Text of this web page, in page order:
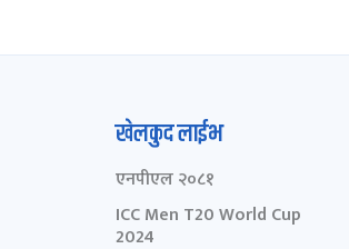
खेलकुद लाईभ
एनपीएल २०८१
ICC Men T20 World Cup
2024